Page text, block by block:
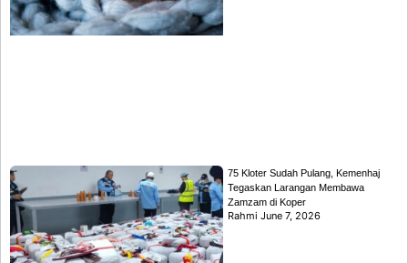
75 Kloter Sudah Pulang, Kemenhaj
Tegaskan Larangan Membawa
Zamzam di Koper
RahmiJune 7, 2026